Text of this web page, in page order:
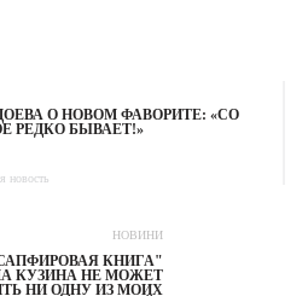
О НОВОМ ФАВОРИТЕ: «СО
РЕДКО БЫВАЕТ!»
новость
НОВИНИ
КНИГА"
КУЗИНА НЕ МОЖЕТ
НИ ОДНУ ИЗ МОИХ